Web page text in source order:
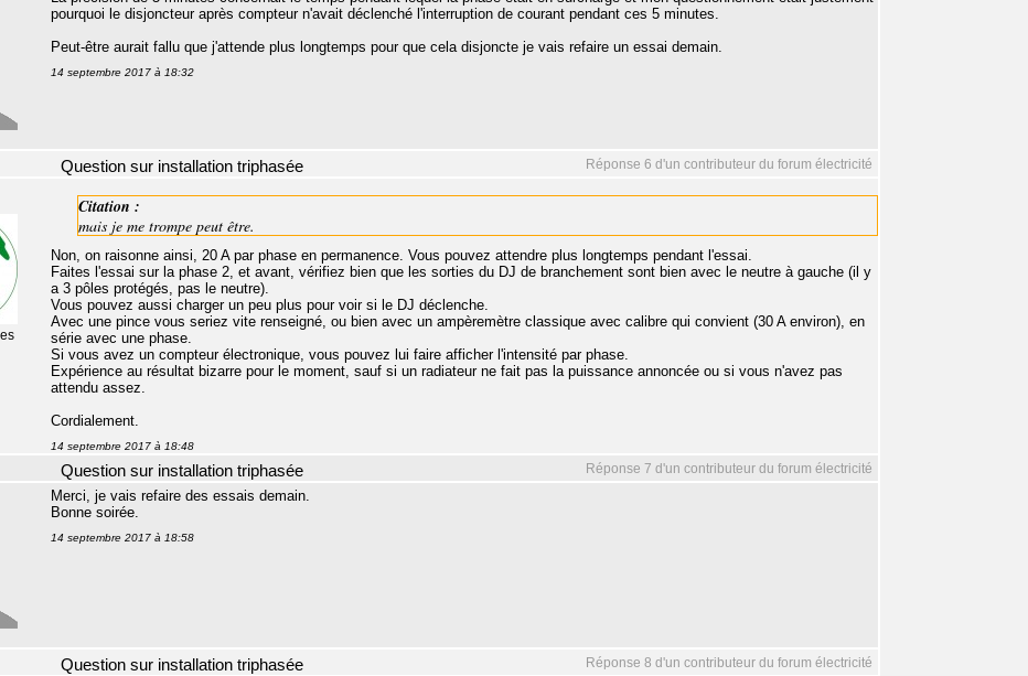
pourquoi le disjoncteur après compteur n'avait déclenché l'interruption de courant pendant ces 5 minutes.
Peut-être aurait fallu que j'attende plus longtemps pour que cela disjoncte je vais refaire un essai demain.
14 septembre 2017 à 18:32
Réponse 6 d'un contributeur du forum électricité
Question sur installation triphasée
Citation :
mais je me trompe peut être.
Non, on raisonne ainsi, 20 A par phase en permanence. Vous pouvez attendre plus longtemps pendant l'essai.
Faites l'essai sur la phase 2, et avant, vérifiez bien que les sorties du DJ de branchement sont bien avec le neutre à gauche (il y
a 3 pôles protégés, pas le neutre).
Vous pouvez aussi charger un peu plus pour voir si le DJ déclenche.
Avec une pince vous seriez vite renseigné, ou bien avec un ampèremètre classique avec calibre qui convient (30 A environ), en
série avec une phase.
Si vous avez un compteur électronique, vous pouvez lui faire afficher l'intensité par phase.
Expérience au résultat bizarre pour le moment, sauf si un radiateur ne fait pas la puissance annoncée ou si vous n'avez pas
attendu assez.
Cordialement.
14 septembre 2017 à 18:48
Réponse 7 d'un contributeur du forum électricité
Question sur installation triphasée
Merci, je vais refaire des essais demain.
Bonne soirée.
14 septembre 2017 à 18:58
Réponse 8 d'un contributeur du forum électricité
Question sur installation triphasée